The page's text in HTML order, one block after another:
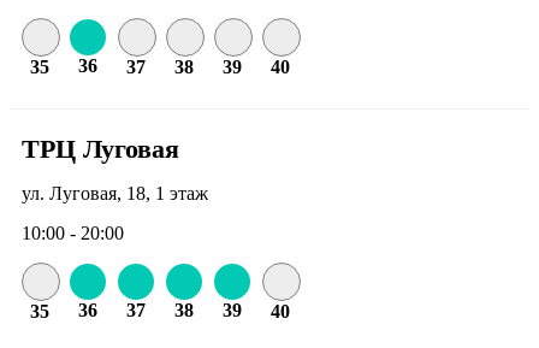
35 36 37 38 39 40
ТРЦ Луговая
ул. Луговая, 18, 1 этаж
10:00 - 20:00
35 36 37 38 39 40